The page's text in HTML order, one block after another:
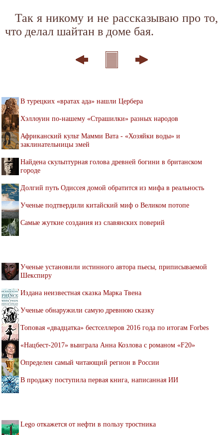
Так я никому и не рассказываю про то,
что делал шайтан в доме бая.
В турецких «вратах ада» нашли Цербера
Хэллоуин по-нашему «Страшилки» разных народов
Африканский культ Мамми Вата - «Хозяйки воды» и
заклинательницы змей
Найдена скульптурная голова древней богини в британском
городе
Долгий путь Одиссея домой обратится из мифа в реальность
Ученые подтвердили китайский миф о Великом потопе
Самые жуткие создания из славянских поверий
Ученые установили истинного автора пьесы, приписываемой
Шекспиру
Издана неизвестная сказка Марка Твена
Ученые обнаружили самую древнюю сказку
Топовая «двадцатка» бестселлеров 2016 года по итогам Forbes
«Нацбест-2017» выиграла Анна Козлова с романом «F20»
Определен самый читающий регион в России
В продажу поступила первая книга, написанная ИИ
Lego откажется от нефти в пользу тростника